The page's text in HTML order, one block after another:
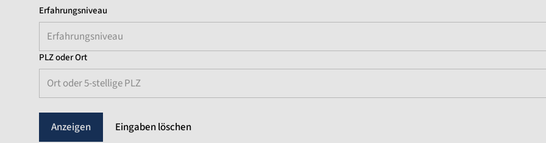
Erfahrungsniveau
Erfahrungsniveau
PLZ oder Ort
Ort oder 5-stellige PLZ
Eingaben löschen